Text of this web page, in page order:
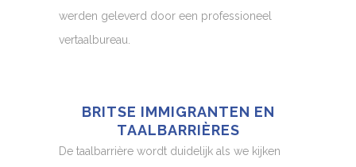
werden geleverd door een professioneel
vertaalbureau.
BRITSE IMMIGRANTEN EN
TAALBARRIÈRES
De taalbarrière wordt duidelijk als we kijken